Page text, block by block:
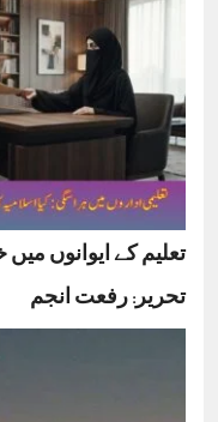
تعلیم کے ایوانوں
تحریر: رفعت انجم